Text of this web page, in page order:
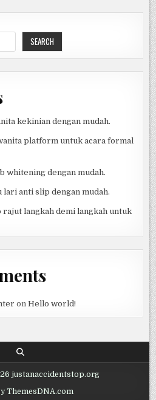
SEARCH
kekinian dengan mudah.
platform untuk acara formal
whitening dengan mudah.
lari anti slip dengan mudah.
langkah demi langkah untuk
on Hello world!
justanaccidentstop.org
ThemesDNA.com